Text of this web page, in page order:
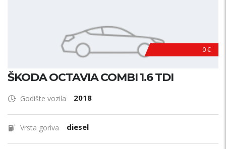
0 €
ŠKODA OCTAVIA COMBI 1.6 TDI
Godište vozila 2018
Vrsta goriva diesel